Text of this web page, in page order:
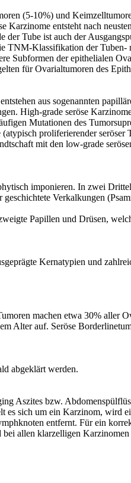
(5-10%) und
entsteht nach
Tube ist auch der
Klassifikation der
Subformen der epithelialen
für Ovarialtumoren des
aus sogenannten
High-grade seröse
Mutationen des
proliferierender
mit den low-grade
imponieren. In zwei
geschichtete Verkalkungen
Papillen und Drüsen,
Kernatypien und
machen etwa 30% aller
Alter auf. Seröse
abgeklärt werden.
Aszites bzw.
sich um ein Karzinom, wird
entfernt. Für ein
allen klarzelligen